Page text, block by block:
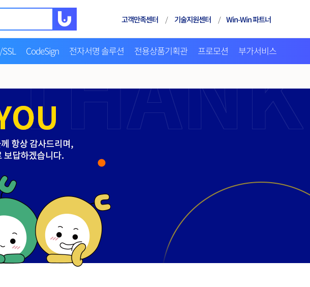
고객만족센터 / 기술지원센터 / Win-Win 파트너
CodeSign 전자서명 솔루션 전용상품기획관 프로모션 부가서비스